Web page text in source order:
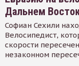
Дальнем
Софиан Сехили
Велосипедист,
скорости
незаконном